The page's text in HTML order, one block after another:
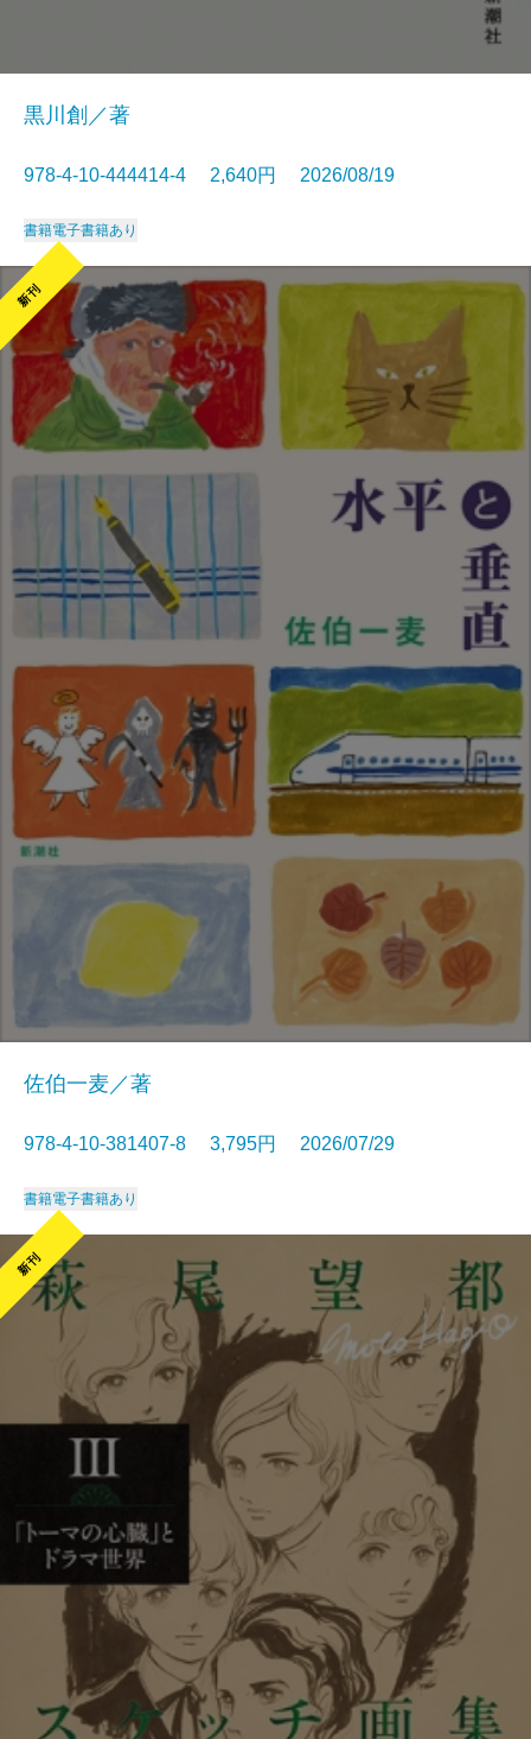
黒川創／著
978-4-10-444414-4 2,640円 2026/08/19
書籍電子書籍あり
新刊
佐伯一麦／著
978-4-10-381407-8 3,795円 2026/07/29
書籍電子書籍あり
新刊